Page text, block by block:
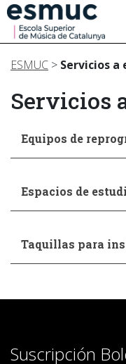
Estudios
Investigación
Servicios
Actividades
ESMUC > Servicios
Servicios
Equipos de
Espacios de
Taquillas para
Suscripción